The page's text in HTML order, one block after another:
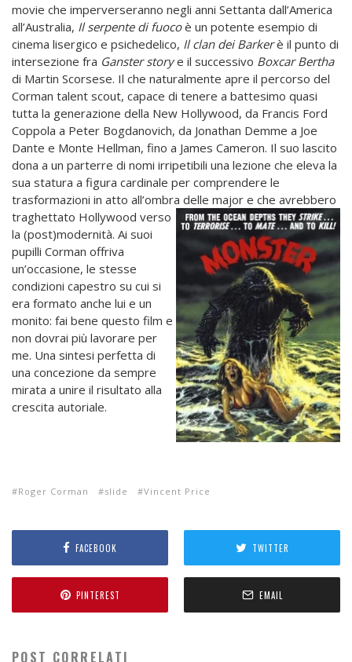
movie che imperverseranno negli anni Settanta dall’America
all’Australia, Il serpente di fuocoè un potente esempio di
cinema lisergico e psichedelico, Il clan dei Barkerè il punto di
intersezione fra Ganster storye il successivo Boxcar Bertha
di Martin Scorsese. Il che naturalmente apre il percorso del
Corman talent scout, capace di tenere a battesimo quasi
tutta la generazione della New Hollywood, da Francis Ford
Coppola a Peter Bogdanovich, da Jonathan Demme a Joe
Dante e Monte Hellman, fino a James Cameron. Il suo lascito
dona a un parterre di nomi irripetibili una lezione che eleva la
sua statura a figura cardinale per comprendere le
trasformazioni in atto all’ombra delle major e che avrebbero
traghettato Hollywood verso
la (post)modernità. Ai suoi
pupilli Corman offriva
un’occasione, le stesse
condizioni capestro su cui si
era formato anche lui e un
monito: fai bene questo film e
non dovrai più lavorare per
me. Una sintesi perfetta di
una concezione da sempre
mirata a unire il risultato alla
crescita autoriale.
Roger Corman slide Vincent Price
FACEBOOK TWITTER
PINTEREST EMAIL
POST CORRELATI